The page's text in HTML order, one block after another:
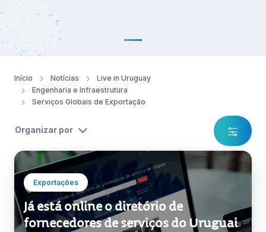
Início Notícias
Live in Uruguay
Engenharia e Infraestrutura
Serviços Globais de Exportação
Organizar por
Exportações
Já está online o diretório de
fornecedores de serviços do Uruguai